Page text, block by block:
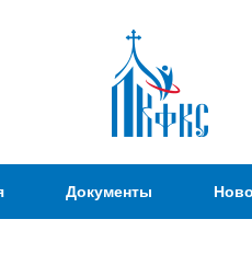
Документы